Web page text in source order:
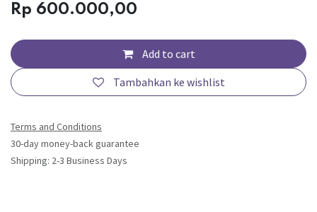
Rp 600.000,00
Add to cart
Tambahkan ke wishlist
Terms and Conditions
30-day money-back guarantee
Shipping: 2-3 Business Days